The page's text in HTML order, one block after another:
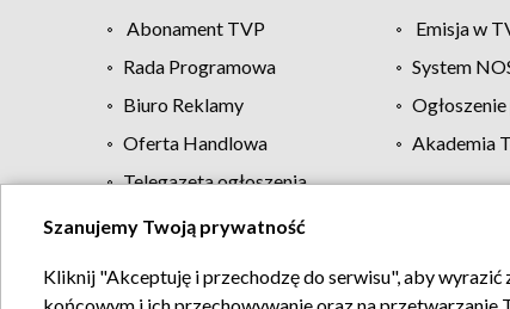
Abonament TVP Emisja w
Rada Programowa
System
Biuro Reklamy
Oferta Handlowa
Akademia
Telegazeta ogłoszenia
Regulamin TVP
Szanujemy Twoją prywatność
Kliknij "Akceptuję i przechodzę do serwisu", aby